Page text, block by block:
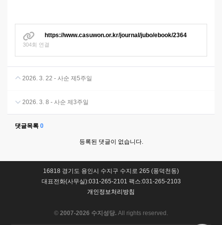
https://www.casuwon.or.kr/journal/jubo/ebook/2364
304회 연결
2026. 3. 22 - 사순 제5주일
2026. 3. 8 - 사순 제3주일
댓글목록 0
등록된 댓글이 없습니다.
16818 경기도 용인시 수지구 수지로 265 (풍덕천동)
대표전화(사무실):031-265-2101 팩스:031-265-2103
개인정보처리방침
© 2007-2026 수지성당. All rights reserved.